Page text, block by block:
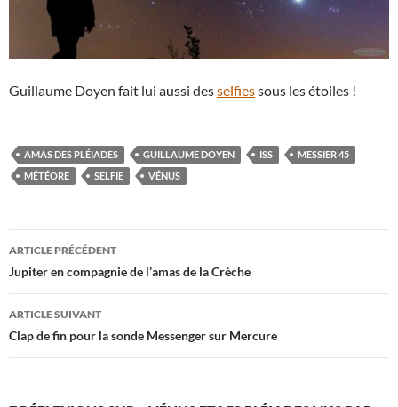
Guillaume Doyen fait lui aussi desselfiessous les étoiles !
AMAS DES PLÉIADES GUILLAUME DOYEN ISS
MESSIER 45
MÉTÉORE
SELFIE VÉNUS
Navigation
des
articles
ARTICLE PRÉCÉDENT
Jupiter en compagnie de l’amas de la Crèche
ARTICLE SUIVANT
Clap de fin pour la sonde Messenger sur Mercure